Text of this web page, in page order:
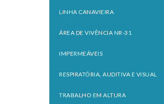
LINHA CANAVIEIRA
ÁREA DE VIVÊNCIA NR-31
IMPERMEÁVEIS
RESPIRATÓRIA, AUDITIVA E VISUAL
TRABALHO EM ALTURA